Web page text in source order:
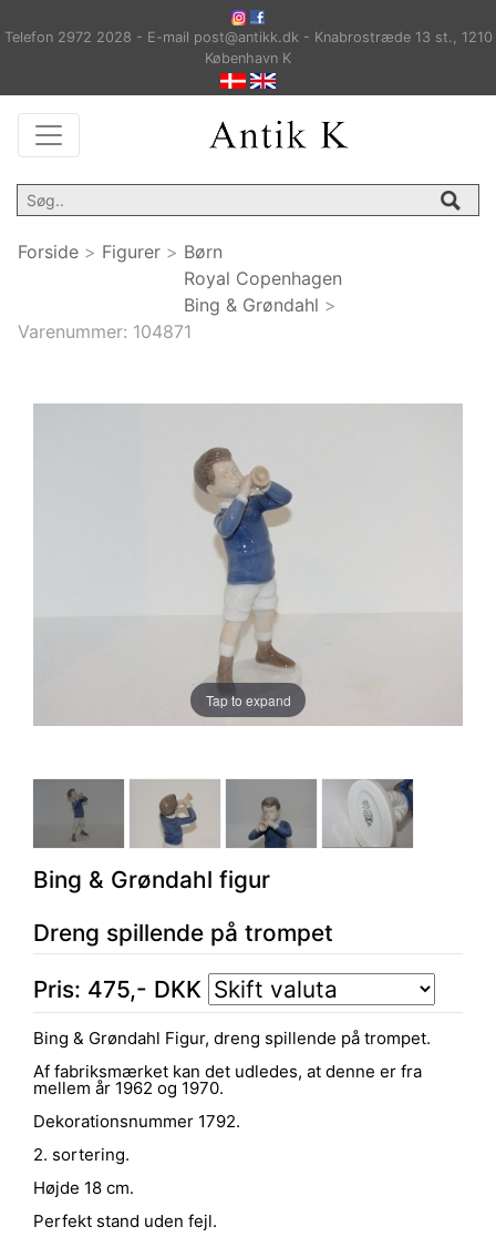
Telefon 2972 2028 - E-mail post@antikk.dk - Knabrostræde 13 st., 1210
København K
Forside > Figurer > Børn
Royal Copenhagen
Bing & Grøndahl >
Varenummer: 104871
Tap to expand
Bing & Grøndahl figur
Dreng spillende på trompet
Pris: 475,- DKK
Bing & Grøndahl Figur, dreng spillende på trompet.
Af fabriksmærket kan det udledes, at denne er fra
mellem år 1962 og 1970.
Dekorationsnummer 1792.
2. sortering.
Højde 18 cm.
Perfekt stand uden fejl.